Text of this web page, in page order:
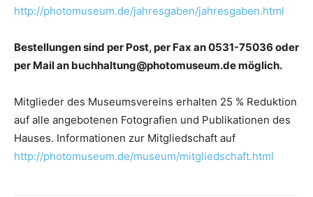
http://photomuseum.de/jahresgaben/jahresgaben.html
Bestellungen sind per Post, per Fax an 0531-75036 oder
per Mail an buchhaltung@photomuseum.de möglich.
Mitglieder des Museumsvereins erhalten 25 % Reduktion
auf alle angebotenen Fotografien und Publikationen des
Hauses. Informationen zur Mitgliedschaft auf
http://photomuseum.de/museum/mitgliedschaft.html